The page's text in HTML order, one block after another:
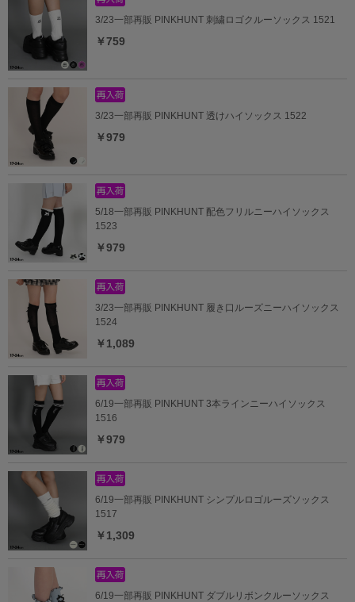
3/23一部再販 PINKHUNT 刺繍ロゴクルーソックス 1521
￥759
3/23一部再販 PINKHUNT 透けハイソックス 1522
￥979
5/18一部再販 PINKHUNT 配色フリルニーハイソックス
1523
￥979
3/23一部再販 PINKHUNT 履き口ルーズニーハイソックス
1524
￥1,089
6/19一部再販 PINKHUNT 3本ラインニーハイソックス
1516
￥979
6/19一部再販 PINKHUNT シンプルロゴルーズソックス
1517
￥1,309
6/19一部再販 PINKHUNT ダブルリボンクルーソックス